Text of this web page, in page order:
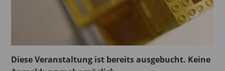
Diese Veranstaltung ist bereits ausgebucht. Keine